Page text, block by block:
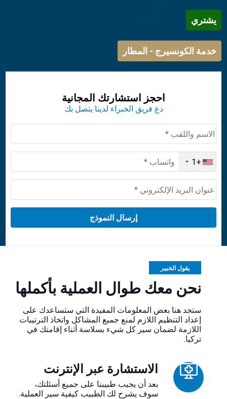
يشتري
خدمة الكونسيرج - المطار
احجز استشارتك المجانية
دع فريق الخبراء لدينا يتصل بك
United
States
+1
+1
يقول الخبير
نحن معك طوال العملية بأكملها
ستجد هنا بعض المعلومات المفيدة التي ستساعدك على
إعداد التنظيم اللازم لمنع جميع المشاكل واتخاذ الترتيبات
اللازمة لضمان سير كل شيء بسلاسة أثناء إقامتك في
تركيا.
الاستشارة عبر الإنترنت
بعد أن يجيب طبيبنا على جميع أسئلتك،
سوف يشرح لك الطبيب كيفية سير العملية.